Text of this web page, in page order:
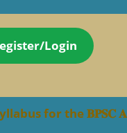
Login
the 𝐁𝐏𝐒𝐂 𝐀𝐄𝐃𝐎